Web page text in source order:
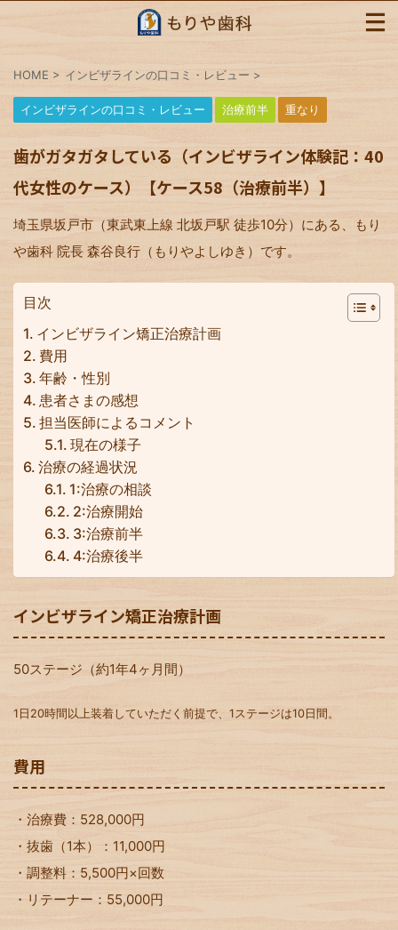
HOME > インビザラインの口コミ・レビュー >
インビザラインの口コミ・レビュー 治療前半 重なり
歯がガタガタしている（インビザライン体験記：40
代女性のケース）【ケース58（治療前半）】
埼玉県坂戸市（東武東上線 北坂戸駅 徒歩10分）にある、もり
や歯科 院長 森谷良行（もりやよしゆき）です。
目次
インビザライン矯正治療計画
費用
年齢・性別
患者さまの感想
担当医師によるコメント
現在の様子
治療の経過状況
1:治療の相談
2:治療開始
3:治療前半
4:治療後半
インビザライン矯正治療計画
50ステージ（約1年4ヶ月間）
1日20時間以上装着していただく前提で、1ステージは10日間。
費用
・治療費：528,000円
・抜歯（1本）：11,000円
・調整料：5,500円×回数
・リテーナー：55,000円